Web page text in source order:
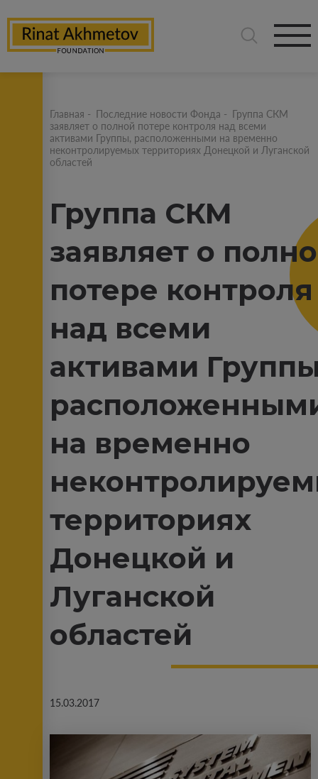
Главная - Последние новости Фонда - Группа СКМ
заявляет о полной потере контроля над всеми
активами Группы, расположенными на временно
неконтролируемых территориях Донецкой и Луганской
областей
Группа СКМ
заявляет о
потере контроля
над всеми
активами
на временно
территориях
Донецкой и
Луганской
областей
15.03.2017